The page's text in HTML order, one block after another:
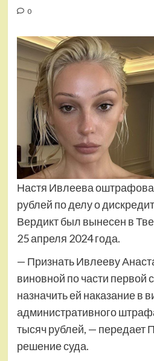
0
Настя Ивлеева
рублей по делу о
Вердикт был вынесен в
25 апреля 2024 года.
— Признать Ивлееву
виновной по части первой
назначить ей наказание в
административного
тысяч рублей, — передает
решение суда.